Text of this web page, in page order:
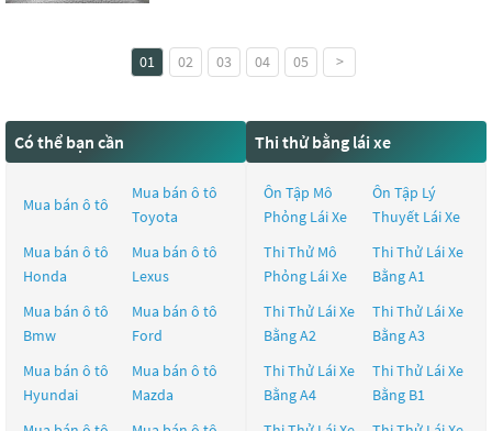
01 02 03 04 05 >
Có thể bạn cần
Mua bán ô tô
Mua bán ô tô
Toyota
Mua bán ô tô
Honda
Mua bán ô tô
Lexus
Mua bán ô tô
Bmw
Mua bán ô tô
Ford
Mua bán ô tô
Hyundai
Mua bán ô tô
Mazda
Thi thử bằng lái xe
Ôn Tập Mô
Phỏng Lái Xe
Ôn Tập Lý
Thuyết Lái Xe
Thi Thử Mô
Phỏng Lái Xe
Thi Thử Lái Xe
Bằng A1
Thi Thử Lái Xe
Bằng A2
Thi Thử Lái Xe
Bằng A3
Thi Thử Lái Xe
Bằng A4
Thi Thử Lái Xe
Bằng B1